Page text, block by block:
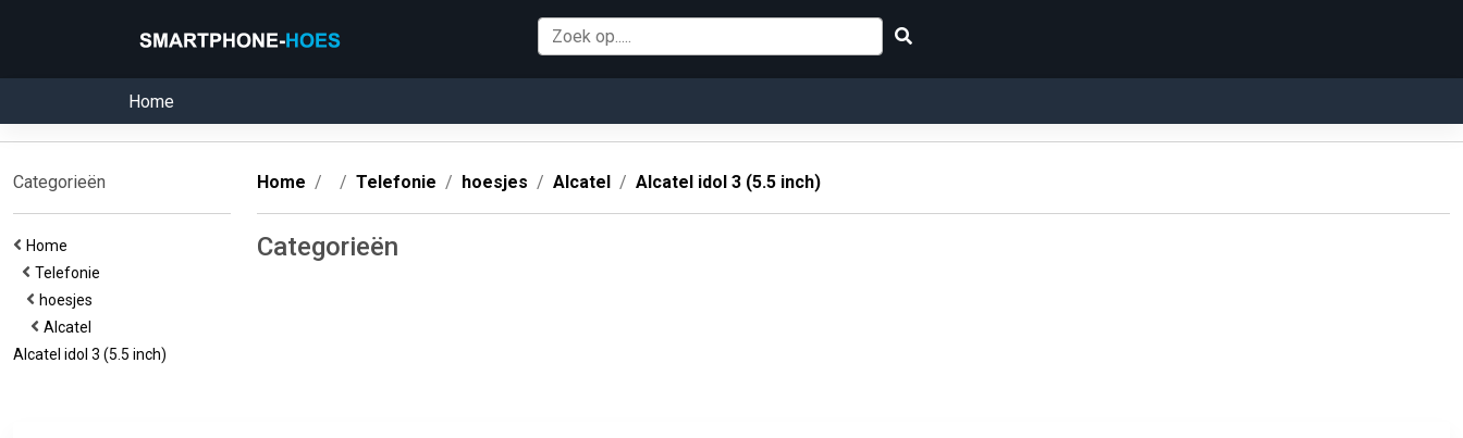
Home
Categorieën
Home
Telefonie
hoesjes
Alcatel
Alcatel idol 3 (5.5 inch)
Home Telefonie hoesjes Alcatel Alcatel idol 3 (5.5 inch)
Categorieën